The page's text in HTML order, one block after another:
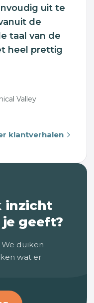
uit te
de
taal van de
heel prettig
Valley
klantverhalen
inzicht
geeft?
duiken
wat er